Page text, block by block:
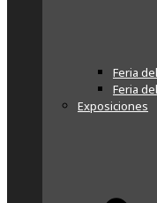
Feria
Feria
Exposiciones